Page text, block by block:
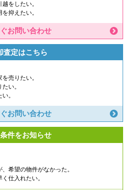
をしたい。
抑えたい。
お問い合わせ
査定はこちら
売りたい。
い。
。
お問い合わせ
件をお知らせ
希望の物件がなかった。
仕入れたい。